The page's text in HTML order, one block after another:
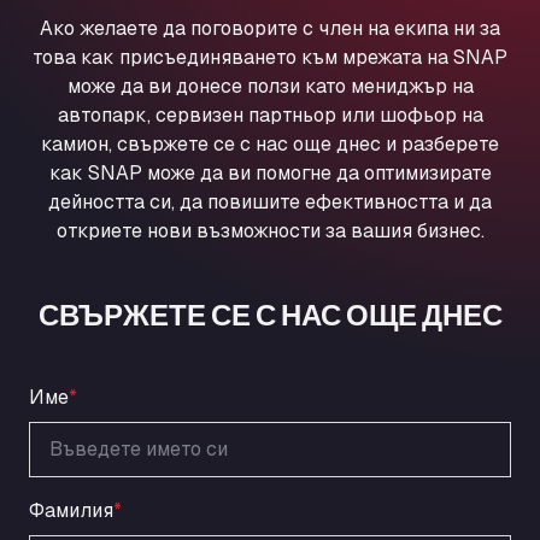
Ul. Torunska 147, 85884
Aqua Ariva GmbH
Marie-Curie-Straße 24, 68219
Aral Autohof Bockel
An der Autobahn 1, 27404
ARAL Autohof Bockenem
Oppelner Str. 1, 31167
ARAL Autohof Merklingen
ARAL Autohof Preis
GmbH
Obernburger Str. 127, 63811
Ardleigh South Services
Area 47 Hermanos Rico
Ако желаете да поговорите с член на екипа ни за
това как присъединяването към мрежата на SNAP
може да ви донесе ползи като мениджър на
автопарк, сервизен партньор или шофьор на
камион, свържете се с нас още днес и разберете
как SNAP може да ви помогне да оптимизирате
дейността си, да повишите ефективността и да
откриете нови възможности за вашия бизнес.
СВЪРЖЕТЕ СЕ С НАС ОЩЕ ДНЕС
Име*
Фамилия*